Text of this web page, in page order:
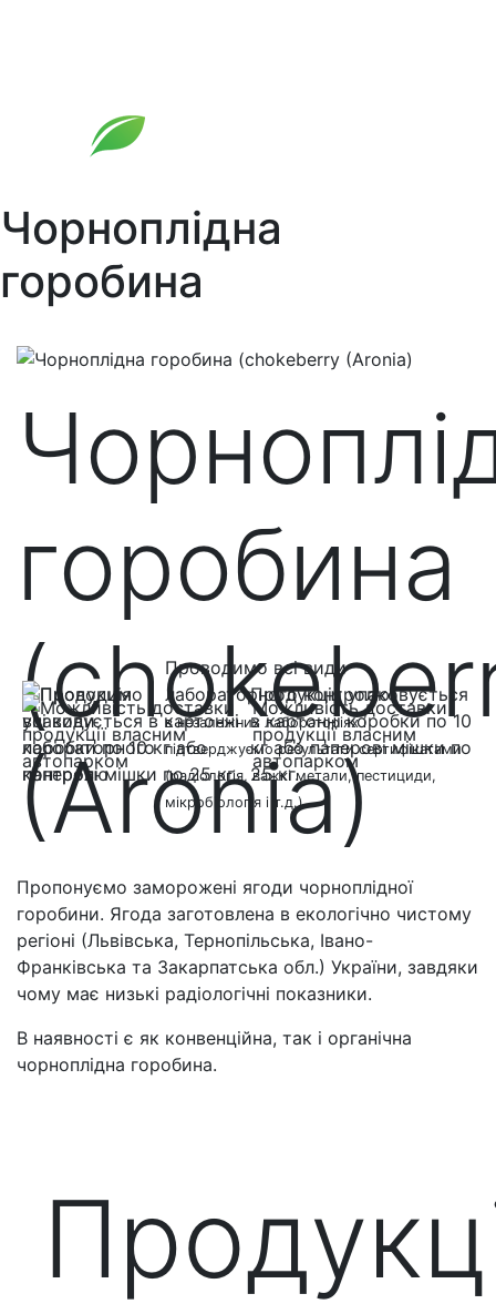
Чорноплідна
горобина
горобина
(Aronia)
Пропонуємо заморожені ягоди чорноплідної
горобини. Ягода заготовлена ​​в екологічно чистому
регіоні (Львівська, Тернопільська, Івано-
Франківська та Закарпатська обл.) України, завдяки
чому має низькі радіологічні показники.
В наявності є як конвенційна, так і органічна
чорноплідна горобина.
Продукція упаковується
в картонні коробки по 10
кг або паперові мішки по
25 кг.
Проводимо всі види
лабораторного контролю
в незалежних лабораторіях і
підтверджуємо результати сертифікатами
(радіологія, важкі метали, пестициди,
мікробіологія і т.д.).
Можливість доставки
продукції власним
автопарком